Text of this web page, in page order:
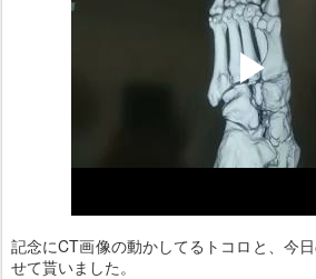
記念にCT画像の動かしてるトコロと、今
せて貰いました。